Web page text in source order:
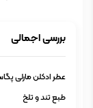
بررسی اجمالی
عطر ادکلن مارلی
طبع تند و تلخ